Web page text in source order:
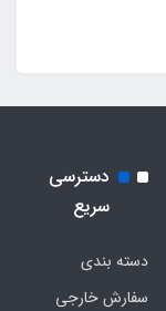
دسترسی
سریع
دسته بندی
سفارش خارجی